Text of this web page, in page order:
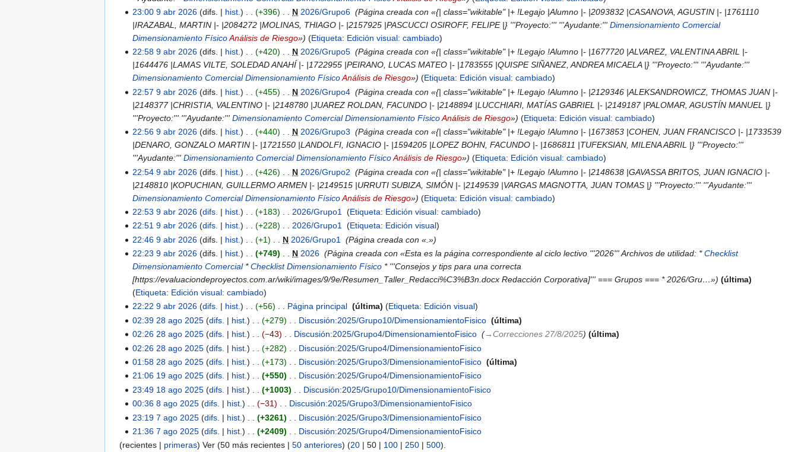
n
nó
23:00 9 abr 2026 difs. hist. +396 N 2026/Grupo6 ‎ Página creada con «{| class="wikitable" |+ !Legajo |Alumno |- |2093832 |CASANOVA, AGUSTIN |- |1761110
|IRAZABAL, MARTIN |- |2084272 |MOLINAS, THIAGO |- |2157925 |PASCUCCI OSIROFF, FELIPE |} '''Proyecto:''' '''Ayudante:'''Dimensionamiento Comercial
Dimensionamiento Físico Análisis de Riesgo» Etiqueta: Edición visual: cambiado
22:58 9 abr 2026 difs. hist. +420 N 2026/Grupo5 ‎ Página creada con «{| class="wikitable" |+ !Legajo !Alumno |- |1677720 |ALVAREZ, VALENTINA ABRIL |-
|1644476 |LAMAS VILTE, SOLEDAD ANAHÍ |- |1722955 |PEIRANO, LUCAS MATEO |- |1783555 |QUISPE SIÑANEZ, ANDREA MICAELA |} '''Proyecto:''' '''Ayudante:'''
Dimensionamiento Comercial Dimensionamiento Físico Análisis de Riesgo» Etiqueta: Edición visual: cambiado
22:57 9 abr 2026 difs. hist. +455 N 2026/Grupo4 ‎ Página creada con «{| class="wikitable" |+ !Legajo !Alumno |- |2129346 |ALEKSANDROWICZ, THOMAS JUAN |-
|2148377 |CHRISTIA, VALENTINO |- |2148780 |JUAREZ ROLDAN, FACUNDO |- |2148894 |LUCCHIARI, MATÍAS GABRIEL |- |2149187 |PALOMAR, AGUSTÍN MANUEL |}
'''Proyecto:''' '''Ayudante:'''Dimensionamiento Comercial Dimensionamiento Físico Análisis de Riesgo» Etiqueta: Edición visual: cambiado
22:56 9 abr 2026 difs. hist. +440 N 2026/Grupo3 ‎ Página creada con «{| class="wikitable" |+ !Legajo !Alumno |- |1673853 |COHEN, JUAN FRANCISCO |- |1733539
|DENARO, GONZALO MARTIN |- |1721550 |LANDOLFI, IGNACIO |- |1594205 |LOPEZ BOHN, FACUNDO |- |1686811 |TUFEKSIAN, MILENA ABRIL |} '''Proyecto:'''
'''Ayudante:'''Dimensionamiento Comercial Dimensionamiento Físico Análisis de Riesgo» Etiqueta: Edición visual: cambiado
22:54 9 abr 2026 difs. hist. +426 N 2026/Grupo2 ‎ Página creada con «{| class="wikitable" |+ !Legajo !Alumno |- |2148638 |GAVASSA BRITOS, JUAN IGNACIO |-
|2148810 |KOPUCHIAN, GUILLERMO ARMEN |- |2149515 |URRUTI SUBIZA, SIMÓN |- |2149539 |VARGAS MAGNOTTA, JUAN TOMAS |} '''Proyecto:''' '''Ayudante:'''
Dimensionamiento Comercial Dimensionamiento Físico Análisis de Riesgo» Etiqueta: Edición visual: cambiado
22:53 9 abr 2026 difs. hist. +183 2026/Grupo1
S
i
n
r
e
s
u
m
e
e
d
i
c
i
ó
Etiqueta: Edición visual: cambiado
22:51 9 abr 2026 difs. hist. +228 2026/Grupo1
S
i
n
r
e
s
u
m
e
e
d
i
c
i
Etiqueta: Edición visual
22:46 9 abr 2026 difs. hist. +1 N 2026/Grupo1 ‎ Página creada con «.»
22:23 9 abr 2026 difs. hist. +749 N 2026 ‎ Página creada con «Esta es la página correspondiente al ciclo lectivo '''2026''' Archivos de utilidad: *Checklist
Dimensionamiento Comercial*Checklist Dimensionamiento Físico * '''Consejos y tips para una correcta
[https://evaluaciondeproyectos.com.ar/wiki/images/9/9e/Resumen_Taller_Redacci%C3%B3n.docx Redacción Corporativa]''' === Grupos === * 2026/Gru…»
última
Etiqueta: Edición visual: cambiado
22:22 9 abr 2026 difs. hist. +56 Página principal
S
i
n
r
e
e
n
d
última Etiqueta: Edición visual
28
ago
2025
02:39 28 ago 2025 difs. hist. +279 Discusión:2025/Grupo10/DimensionamientoFisico
S
i
n
r
e
e
última
02:26 28 ago 2025 difs. hist. −43 Discusión:2025/Grupo4/DimensionamientoFisico ‎ →‎Correcciones 27/8/2025
última
02:26 28 ago 2025 difs. hist. +282 Discusión:2025/Grupo4/DimensionamientoFisico
S
i
n
r
e
01:58 28 ago 2025 difs. hist. +173 Discusión:2025/Grupo3/DimensionamientoFisico
S
i
n
r
e
última
19
ago
2025
21:06 19 ago 2025 difs. hist. +550 Discusión:2025/Grupo4/DimensionamientoFisico
S
i
n
r
e
18
ago
2025
23:49 18 ago 2025 difs. hist. +1003 Discusión:2025/Grupo10/DimensionamientoFisico
S
i
n
r
ago
2025
00:36 8 ago 2025 difs. hist. −31 Discusión:2025/Grupo3/DimensionamientoFisico
S
i
n
ago
2025
23:19 7 ago 2025 difs. hist. +3261 Discusión:2025/Grupo3/DimensionamientoFisico
S
i
21:36 7 ago 2025 difs. hist. +2409 Discusión:2025/Grupo4/DimensionamientoFisico
S
(recientes | primeras) Ver (50 más recientes | 50 anteriores) (20 | 50 | 100 | 250 | 500).